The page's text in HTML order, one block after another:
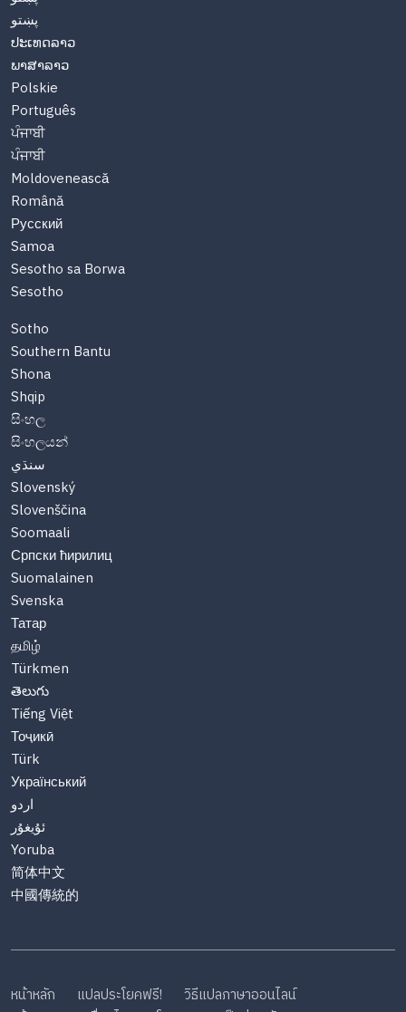
پښتو
ປະເທດລາວ
ພາສາລາວ
Polskie
Português
ਪੰਜਾਬੀ
ਪੰਜਾਬੀ
Moldovenească
Română
Русский
Samoa
Sesotho sa Borwa
Sesotho
Sotho
Southern Bantu
Shona
Shqip
සිංහල
සිංහලයන්
سنڌي
Slovenský
Slovenščina
Soomaali
Српски ћирилиц
Suomalainen
Svenska
Татар
தமிழ்
Türkmen
తెలుగు
Tiếng Việt
Тоҷикӣ
Türk
Український
اردو
ئۇيغۇر
Yoruba
简体中文
中國傳統的
หน้าหลัก แปลประโยคฟรี!
วิธีแปลภาษาออนไลน์